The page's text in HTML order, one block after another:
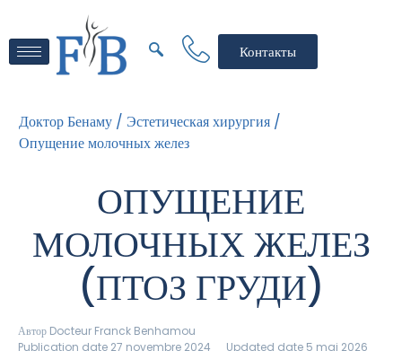
Контакты
Доктор Бенаму / Эстетическая хирургия /
Опущение молочных желез
ОПУЩЕНИЕ
МОЛОЧНЫХ ЖЕЛЕЗ
(ПТОЗ ГРУДИ)
Автор Docteur Franck Benhamou
Publication date 27 novembre 2024
Updated date 5 mai 2026